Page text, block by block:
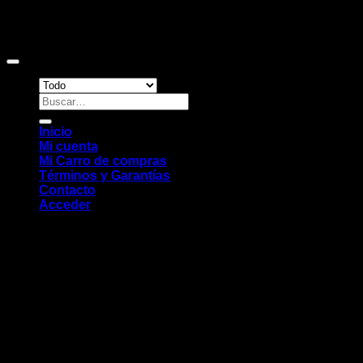
Buscar
por:
Inicio
Mi cuenta
Mi Carro de compras
Términos y Garantías
Contacto
Acceder